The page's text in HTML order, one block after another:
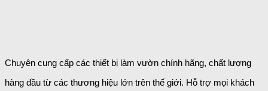
Chuyên cung cấp các thiết bị làm vườn chính hãng, chất lượng
hàng đầu từ các thương hiệu lớn trên thế giới. Hỗ trợ mọi khách